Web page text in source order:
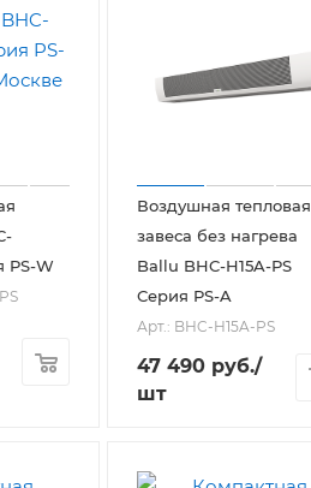
PS-W
Воздушная тепловая
завеса без нагрева
Ballu BHC-H15A-PS
Серия PS-A
Арт.: BHC-H15A-PS
47 490 руб./
шт